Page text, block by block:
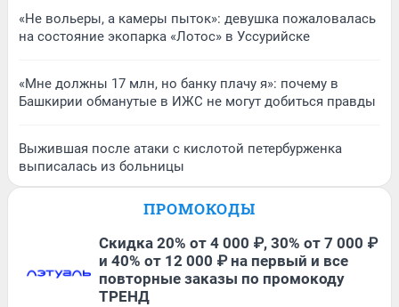
«Не вольеры, а камеры пыток»: девушка пожаловалась
на состояние экопарка «Лотос» в Уссурийске
«Мне должны 17 млн, но банку плачу я»: почему в
Башкирии обманутые в ИЖС не могут добиться правды
Выжившая после атаки с кислотой петербурженка
выписалась из больницы
ПРОМОКОДЫ
Скидка 20% от 4 000 ₽, 30% от 7 000 ₽
и 40% от 12 000 ₽ на первый и все
повторные заказы по промокоду
ТРЕНД